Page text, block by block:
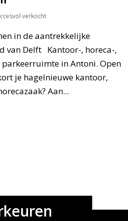
verkocht
in de aantrekkelijke
van Delft Kantoor-, horeca-,
parkeerruimte in Antoni. Open
je hagelnieuwe kantoor,
Aan...